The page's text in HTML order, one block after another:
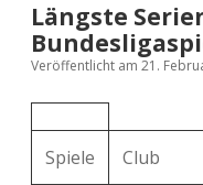
Längste
Veröffentlicht am 21.
Spiele Club